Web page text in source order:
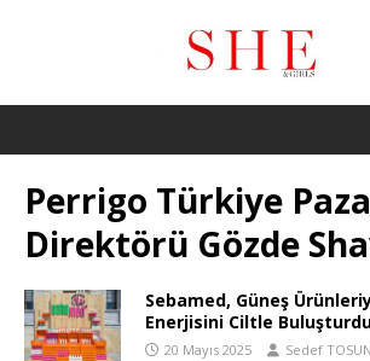
Perrigo Türkiye
Direktörü Gözde
Sebamed, Güneş
Enerjisini Ciltle
20 Mayıs 2025 Sedef TOSUN